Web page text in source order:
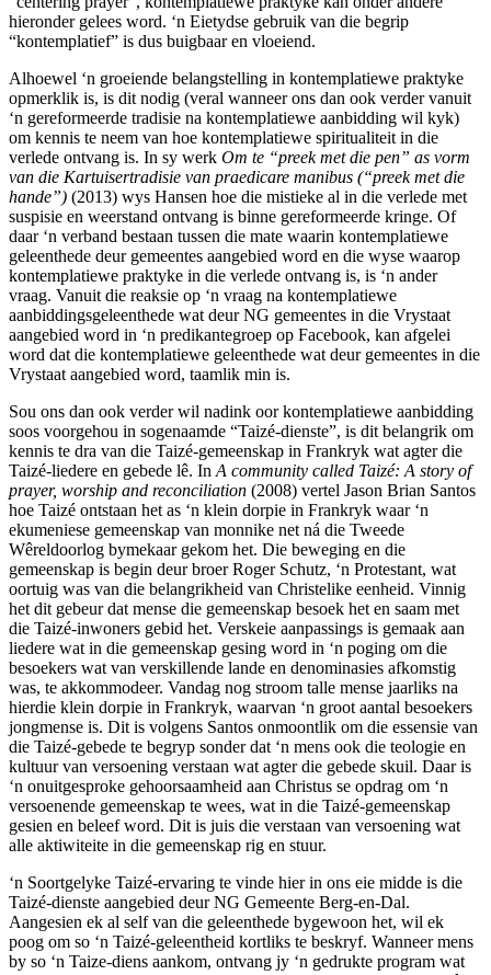
hieronder gelees word. ‘n Eietydse gebruik van die begrip
“kontemplatief” is dus buigbaar en vloeiend.
Alhoewel ‘n groeiende belangstelling in kontemplatiewe praktyke
opmerklik is, is dit nodig (veral wanneer ons dan ook verder vanuit
‘n gereformeerde tradisie na kontemplatiewe aanbidding wil kyk)
om kennis te neem van hoe kontemplatiewe spiritualiteit in die
verlede ontvang is. In sy werk Om te “preek met die pen” as vorm
van die Kartuisertradisie van praedicare manibus (“preek met die
hande”) (2013) wys Hansen hoe die mistieke al in die verlede met
suspisie en weerstand ontvang is binne gereformeerde kringe. Of
daar ‘n verband bestaan tussen die mate waarin kontemplatiewe
geleenthede deur gemeentes aangebied word en die wyse waarop
kontemplatiewe praktyke in die verlede ontvang is, is ‘n ander
vraag. Vanuit die reaksie op ‘n vraag na kontemplatiewe
aanbiddingsgeleenthede wat deur NG gemeentes in die Vrystaat
aangebied word in ‘n predikantegroep op Facebook, kan afgelei
word dat die kontemplatiewe geleenthede wat deur gemeentes in die
Vrystaat aangebied word, taamlik min is.
Sou ons dan ook verder wil nadink oor kontemplatiewe aanbidding
soos voorgehou in sogenaamde “Taizé-dienste”, is dit belangrik om
kennis te dra van die Taizé-gemeenskap in Frankryk wat agter die
Taizé-liedere en gebede lê. In A community called Taizé: A story of
prayer, worship and reconciliation (2008) vertel Jason Brian Santos
hoe Taizé ontstaan het as ‘n klein dorpie in Frankryk waar ‘n
ekumeniese gemeenskap van monnike net ná die Tweede
Wêreldoorlog bymekaar gekom het. Die beweging en die
gemeenskap is begin deur broer Roger Schutz, ‘n Protestant, wat
oortuig was van die belangrikheid van Christelike eenheid. Vinnig
het dit gebeur dat mense die gemeenskap besoek het en saam met
die Taizé-inwoners gebid het. Verskeie aanpassings is gemaak aan
liedere wat in die gemeenskap gesing word in ‘n poging om die
besoekers wat van verskillende lande en denominasies afkomstig
was, te akkommodeer. Vandag nog stroom talle mense jaarliks na
hierdie klein dorpie in Frankryk, waarvan ‘n groot aantal besoekers
jongmense is. Dit is volgens Santos onmoontlik om die essensie van
die Taizé-gebede te begryp sonder dat ‘n mens ook die teologie en
kultuur van versoening verstaan wat agter die gebede skuil. Daar is
‘n onuitgesproke gehoorsaamheid aan Christus se opdrag om ‘n
versoenende gemeenskap te wees, wat in die Taizé-gemeenskap
gesien en beleef word. Dit is juis die verstaan van versoening wat
alle aktiwiteite in die gemeenskap rig en stuur.
‘n Soortgelyke Taizé-ervaring te vinde hier in ons eie midde is die
Taizé-dienste aangebied deur NG Gemeente Berg-en-Dal.
Aangesien ek al self van die geleenthede bygewoon het, wil ek
poog om so ‘n Taizé-geleentheid kortliks te beskryf. Wanneer mens
by so ‘n Taize-diens aankom, ontvang jy ‘n gedrukte program wat